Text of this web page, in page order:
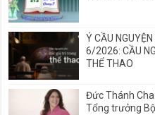
Ý CẦU
6/2026: CẦU
THỂ THAO
Đức Thánh
Tổng trưởng